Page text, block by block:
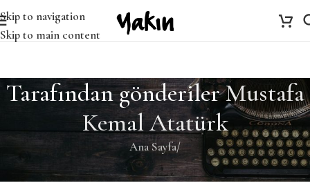
Skip to navigation
Skip to main content
Tarafından gönderilerMustafa
Kemal Atatürk
Ana Sayfa/